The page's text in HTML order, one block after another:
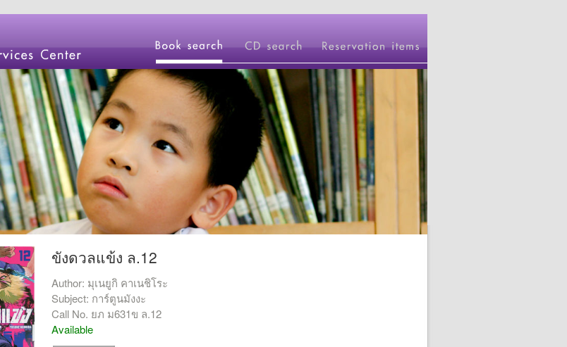
ขังดวลแข้ง ล.12
Author: มุเนยูกิ คาเนชิโระ
Subject: การ์ตูนมังงะ
Call No. ยภ ม631ข ล.12
Available